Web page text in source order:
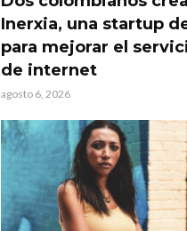
Inerxia, una startup
para mejorar el
de internet
agosto 6, 2026